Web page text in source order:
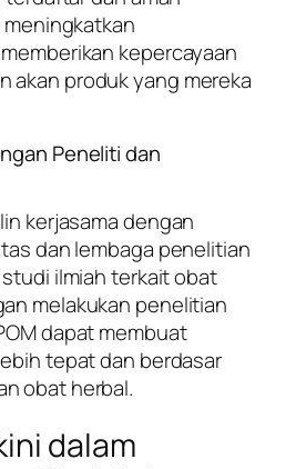
meningkatkan
kepercayaan
akan produk yang mereka
Peneliti dan
kerjasama dengan
dan lembaga penelitian
ilmiah terkait obat
melakukan penelitian
dapat membuat
tepat dan berdasar
obat herbal.
dalam